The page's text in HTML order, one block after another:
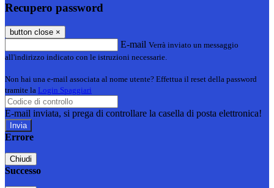
Recupero password
button close ×
E-mail Verrà inviato un messaggio
all'indirizzo indicato con le istruzioni necessarie.
Non hai una e-mail associata al nome utente? Effettua il reset della password
tramite la Login Spaggiari
E-mail inviata, si prega di controllare la casella di posta elettronica!
Errore
Chiudi
Successo